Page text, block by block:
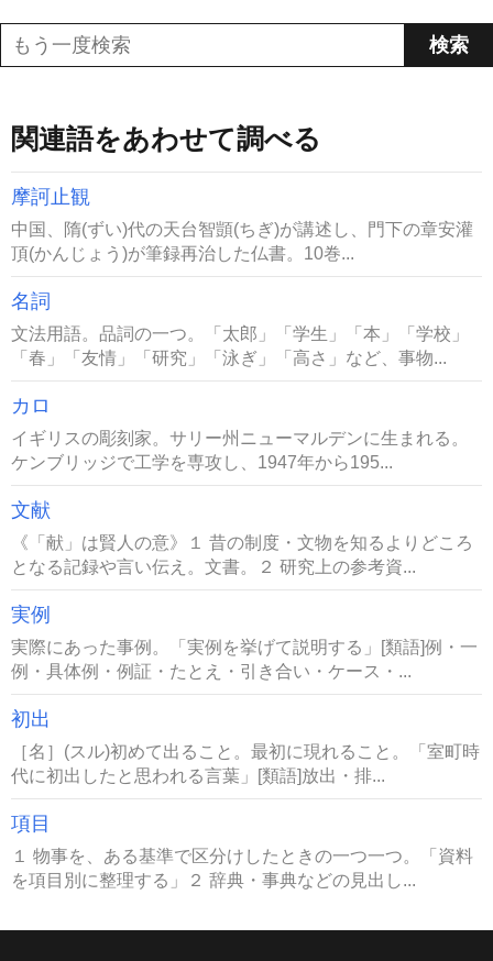
関連語をあわせて調べる
摩訶止観
中国、隋(ずい)代の天台智顗(ちぎ)が講述し、門下の章安灌
頂(かんじょう)が筆録再治した仏書。10巻...
名詞
文法用語。品詞の一つ。「太郎」「学生」「本」「学校」
「春」「友情」「研究」「泳ぎ」「高さ」など、事物...
カロ
イギリスの彫刻家。サリー州ニューマルデンに生まれる。
ケンブリッジで工学を専攻し、1947年から195...
文献
《「献」は賢人の意》１ 昔の制度・文物を知るよりどころ
となる記録や言い伝え。文書。２ 研究上の参考資...
実例
実際にあった事例。「実例を挙げて説明する」[類語]例・一
例・具体例・例証・たとえ・引き合い・ケース・...
初出
［名］(スル)初めて出ること。最初に現れること。「室町時
代に初出したと思われる言葉」[類語]放出・排...
項目
１ 物事を、ある基準で区分けしたときの一つ一つ。「資料
を項目別に整理する」２ 辞典・事典などの見出し...